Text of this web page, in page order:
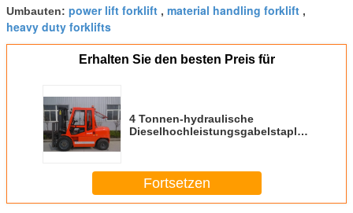
Umbauten: power lift forklift , material handling forklift ,
heavy duty forklifts
Erhalten Sie den besten Preis für
4 Tonnen-hydraulische
Dieselhochleistungsgabelstapler-
Fortsetzen